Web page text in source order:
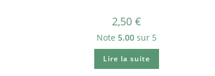
2,50 €
Note 5.00sur 5
Lire la suite